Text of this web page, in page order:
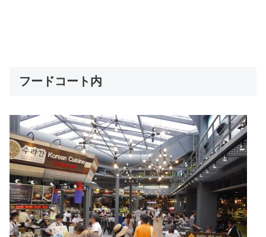
フードコート内